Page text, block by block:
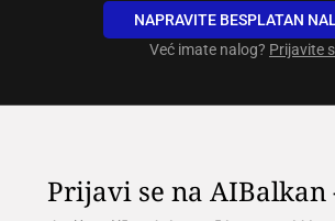
NAPRAVITE BESPLATAN
Već imate nalog? Prijavite
Prijavi se na AIBalkan